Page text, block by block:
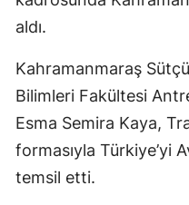
aldı.
Kahramanmaraş
Bilimleri Fakültesi
Esma Semira Kaya,
formasıyla Türkiye’yi
temsil etti.